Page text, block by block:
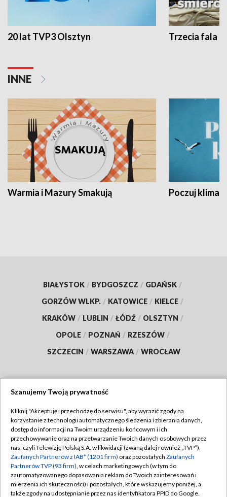
20 lat TVP3 Olsztyn Trzecia fala -
INNE
Warmia i Mazury Smakują Poczuj klimat
BIAŁYSTOK / BYDGOSZCZ / GDAŃSK /
GORZÓW WLKP. / KATOWICE / KIELCE /
KRAKÓW / LUBLIN / ŁÓDŹ / OLSZTYN /
OPOLE / POZNAŃ / RZESZÓW /
SZCZECIN / WARSZAWA / WROCŁAW
TVP
Abonament TVP
Emisja w TVP
Centrum informacji TVP
Naziemna Telewizja Cyfrowa
Regulamin TVP
Polityka prywatności
Moje zgody
Pomoc
Szanujemy Twoją prywatność
Kliknij "Akceptuję i przechodzę do serwisu", aby wyrazić zgody na
korzystanie z technologii automatycznego śledzenia i zbierania danych,
dostęp do informacji na Twoim urządzeniu końcowym i ich
przechowywanie oraz na przetwarzanie Twoich danych osobowych przez
nas, czyli Telewizję Polską S.A. w likwidacji (zwaną dalej również „TVP”),
Zaufanych Partnerów z IAB* (1201 firm) oraz pozostałych Zaufanych
Partnerów TVP (93 firm), w celach marketingowych (w tym do
zautomatyzowanego dopasowania reklam do Twoich zainteresowań i
mierzenia ich skuteczności) i pozostałych, które wskazujemy poniżej, a
także zgody na udostępnianie przez nas identyfikatora PPID do Google.